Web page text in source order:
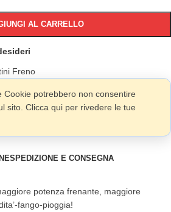
AL CARRELLO
Freno
Cookie potrebbero non consentire
sito. Clicca qui per rivedere le tue
SPEDIZIONE E CONSEGNA
potenza frenante, maggiore
fango-pioggia!